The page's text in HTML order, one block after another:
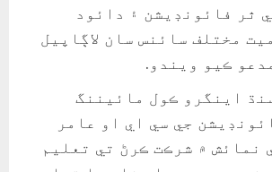
ٿر فائونڊيشن ۽ دائود
مختلف سائنس سان لاڳاپيل
ڪيو ويندو.
اينگرو ڪول مائيننگ
جي سي اي او عامر
نمائش ۾ شرڪت ڪرڻ تي تعليم